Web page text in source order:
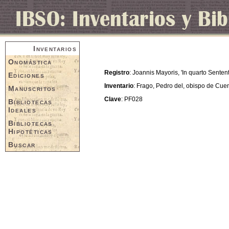
Inventarios
Onomástica
Ediciones
Manuscritos
Bibliotecas
Ideales
Bibliotecas
Hipotéticas
Buscar
Registro: Joannis Mayoris, 'In quarto
Inventario: Frago, Pedro del, obispo de
Clave: PF028